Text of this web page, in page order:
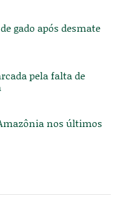
gado após desmate
pela falta de
nos últimos